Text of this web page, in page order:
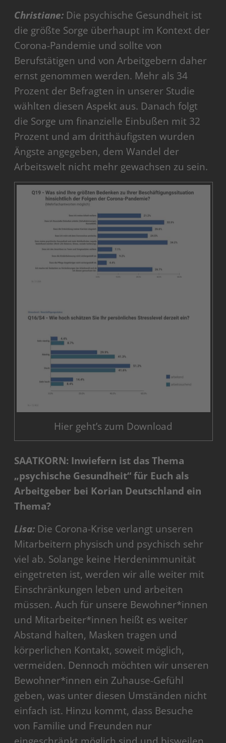
Christiane: Die psychische Gesundheit ist
die größte Sorge überhaupt im Kontext der
Corona-Pandemie und sollte von
Berufstätigen und von Arbeitgebern daher
ernst genommen werden. Mehr als 34
Prozent der Befragten in unserer Studie
wählten diesen Aspekt aus. Danach folgt
die Sorge um finanzielle Einbußen mit 32
Prozent und am dritthäufigsten wurden
Ängste angegeben, dem Wandel der
Arbeitswelt nicht mehr gewachsen zu sein.
Hier geht’s zum Download
SAATKORN: Inwiefern ist das Thema
„psychische Gesundheit“ für Euch als
Arbeitgeber bei Korian Deutschland ein
Thema?
Lisa: Die Corona-Krise verlangt unseren
Mitarbeitern physisch und psychisch sehr
viel ab. Solange keine Herdenimmunität
eingetreten ist, werden wir alle weiter mit
Einschränkungen leben und arbeiten
müssen. Auch für unsere Bewohner*innen
und Mitarbeiter*innen heißt es weiter
Abstand halten, Masken tragen und
körperlichen Kontakt, soweit möglich,
vermeiden. Dennoch möchten wir unseren
Bewohner*innen ein Zuhause-Gefühl
geben, was unter diesen Umständen nicht
einfach ist. Hinzu kommt, dass Besuche
von Familie und Freunden nur